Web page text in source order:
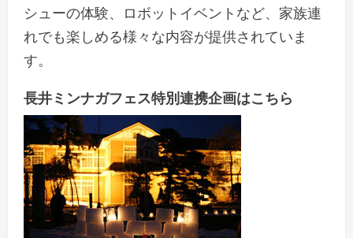
シューの体験、ロボットイベントなど、家族連
れでも楽しめる様々な内容が提供されていま
す。
長井ミンナガフェス特別連携企画はこちら